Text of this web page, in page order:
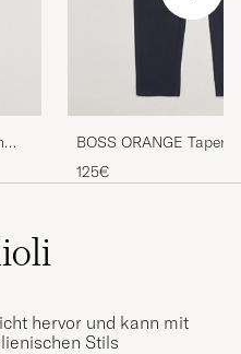
BOSS ORANGE
Cotton Chinos Dark
125€
hervor und kann mit
Stils